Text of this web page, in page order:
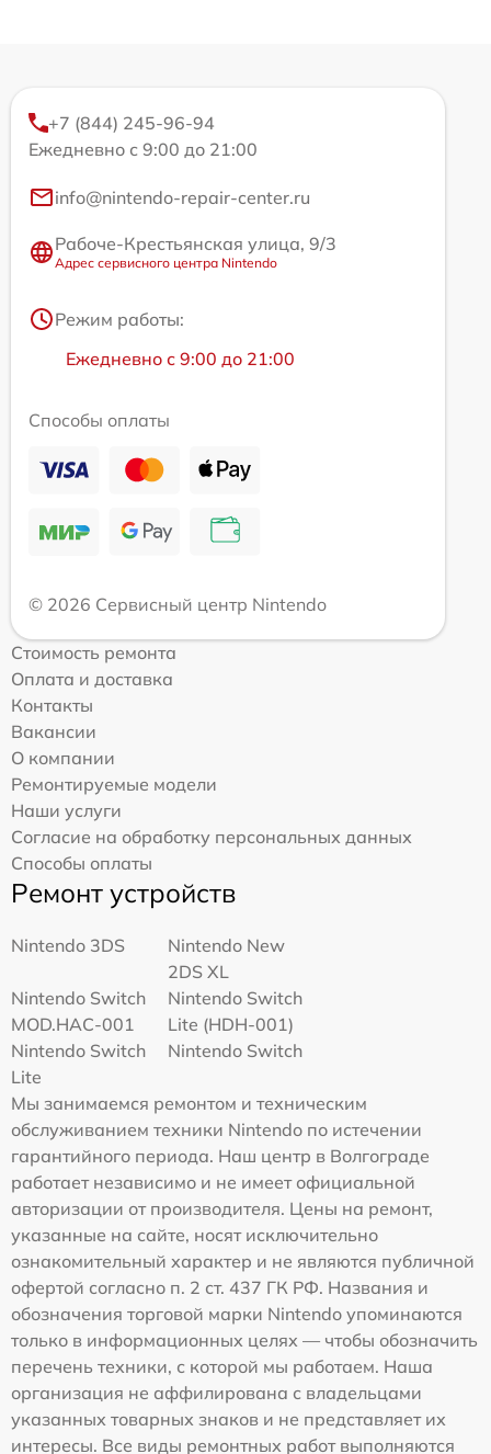
+7 (844) 245-96-94
Ежедневно с 9:00 до 21:00
info@nintendo-repair-center.ru
Рабоче-Крестьянская улица, 9/3
Адрес сервисного центра Nintendo
Режим работы:
Ежедневно с 9:00 до 21:00
Способы оплаты
© 2026 Сервисный центр Nintendo
Стоимость ремонта
Оплата и доставка
Контакты
Вакансии
О компании
Ремонтируемые модели
Наши услуги
Согласие на обработку персональных данных
Способы оплаты
Ремонт устройств
Nintendo 3DS
Nintendo New
2DS XL
Nintendo Switch
MOD.HAC-001
Nintendo Switch
Lite (HDH-001)
Nintendo Switch
Lite
Nintendo Switch
Мы занимаемся ремонтом и техническим
обслуживанием техники Nintendo по истечении
гарантийного периода. Наш центр в Волгограде
работает независимо и не имеет официальной
авторизации от производителя. Цены на ремонт,
указанные на сайте, носят исключительно
ознакомительный характер и не являются публичной
офертой согласно п. 2 ст. 437 ГК РФ. Названия и
обозначения торговой марки Nintendo упоминаются
только в информационных целях — чтобы обозначить
перечень техники, с которой мы работаем. Наша
организация не аффилирована с владельцами
указанных товарных знаков и не представляет их
интересы. Все виды ремонтных работ выполняются